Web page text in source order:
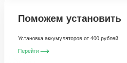
Поможем установить
Установка аккумуляторов от 400 рублей
Перейти